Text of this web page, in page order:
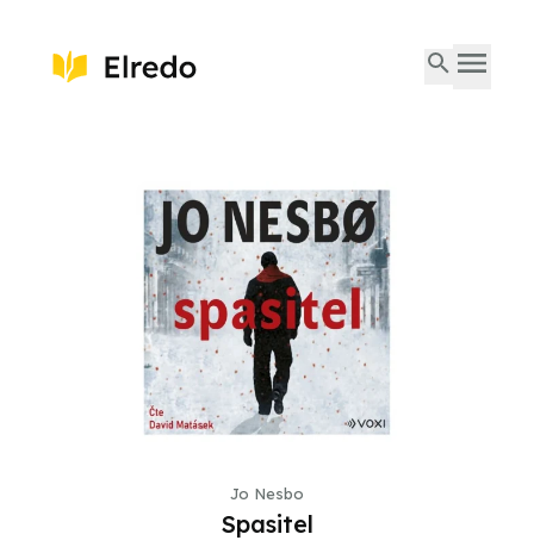
Jo Nesbo
Spasitel